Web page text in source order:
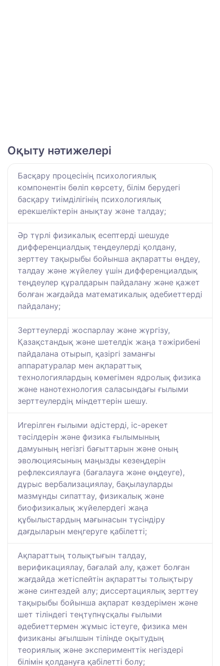
Оқыту нәтижелері
Басқару процесінің психологиялық
компонентін бөліп көрсету, білім берудегі
басқару тиімділігінің психологиялық
ерекшеліктерін анықтау және талдау;
Әр түрлі физикалық есептерді шешуде
дифференциалдық теңдеулерді қолдану,
зерттеу тақырыбы бойынша ақпаратты өңдеу,
талдау және жүйелеу үшін дифференциалдық
теңдеулер құралдарын пайдалану және қажет
болған жағдайда математикалық әдебиеттерді
пайдалану;
Зерттеулерді жоспарлау және жүргізу,
Қазақстандық және шетелдік жаңа тәжірибені
пайдалана отырып, қазіргі заманғы
аппаратуралар мен ақпараттық
технологиялардың көмегімен ядролық физика
және нанотехнология саласындағы ғылыми
зерттеулердің міндеттерін шешу.
Игерілген ғылыми әдістерді, іс-әрекет
тәсілдерін және физика ғылымының
дамуының негізгі бағыттарын және оның
эволюциясының маңызды кезеңдерін
рефлексиялауға (бағалауға және өңдеуге),
дұрыс вербализациялау, бақылауларды
мазмұнды сипаттау, физикалық және
биофизикалық жүйелердегі жаңа
құбылыстардың мағынасын түсіндіру
дағдыларын меңгеруге қабілетті;
Ақпараттың толықтығын талдау,
верификациялау, бағалай алу, қажет болған
жағдайда жетіспейтін ақпаратты толықтыру
және синтездей алу; диссертациялық зерттеу
тақырыбы бойынша ақпарат көздерімен және
шет тіліндегі теңтүпнұсқалы ғылыми
әдебиеттермен жұмыс істеуге, физика мен
физиканы ағылшын тілінде оқытудың
теориялық және эксперименттік негіздері
білімін қолдануға қабілетті болу;